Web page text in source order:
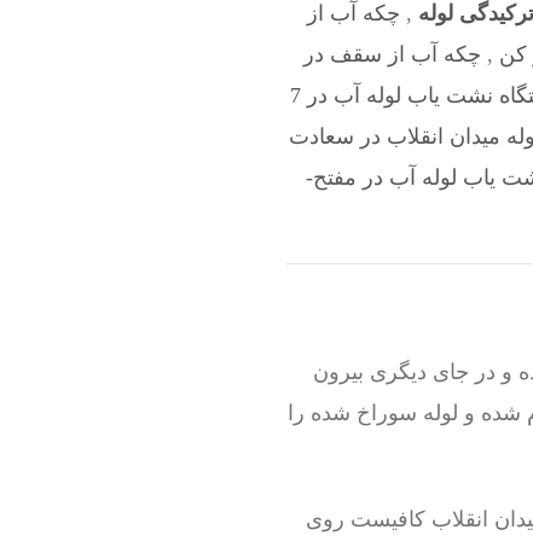
لوله , چکه آب از
کن , چکه آب از سقف در
نشت یابی با دستگاه نشت یاب لوله آب در 7
میدان انقلاب در سعادت
یاب لوله آب در مفتح-
و در جای دیگری بیرون
شده و لوله سوراخ شده را
انقلاب کافیست روی